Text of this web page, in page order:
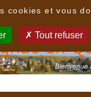
cookies et vous
Tout refuser